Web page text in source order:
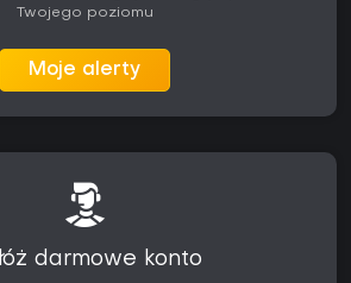
Twojego poziomu
Moje alerty
darmowe konto